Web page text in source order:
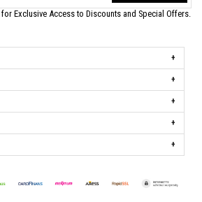
Exclusive Access to Discounts and Special Offers.